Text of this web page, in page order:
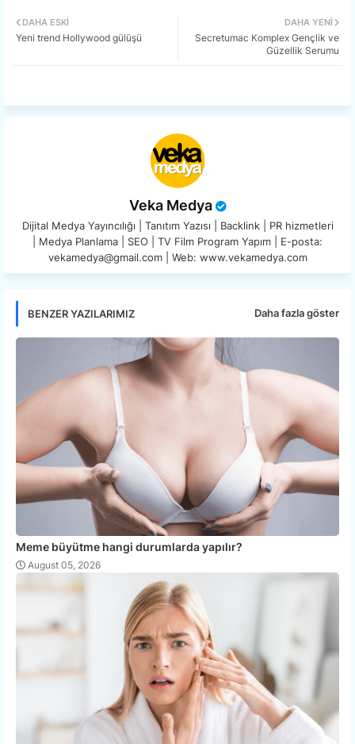
ats
DAHA YENI
Secretumac Komplex Gençlik ve
Güzellik Serumu
DAHA ESKI
Yeni trend Hollywood gülüşü
Veka Medya
Dijital Medya Yayıncılığı | Tanıtım Yazısı | Backlink | PR hizmetleri
| Medya Planlama | SEO | TV Film Program Yapım | E-posta:
vekamedya@gmail.com | Web: www.vekamedya.com
BENZER YAZILARIMIZ Daha fazla göster
Meme büyütme hangi durumlarda yapılır?
August 05, 2026